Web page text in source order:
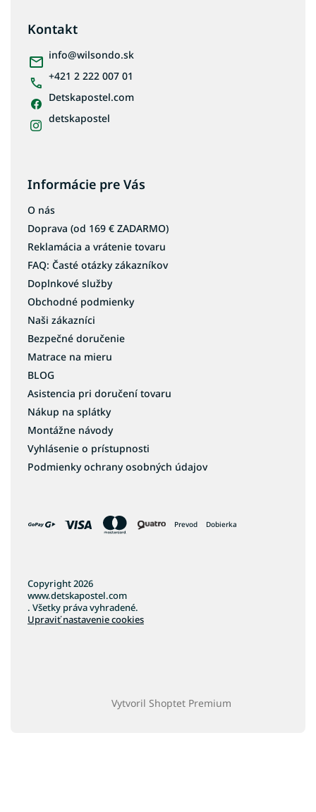
Detské postele 80x190
Detské postele s úložným priestorom
Biele detské postele
Detské drevené postele
Kontakt
info@wilsondo.sk
+421 2 222 007 01
Detskapostel.com
detskapostel
Informácie pre Vás
O nás
Doprava (od 169 € ZADARMO)
Reklamácia a vrátenie tovaru
FAQ: Časté otázky zákazníkov
Doplnkové služby
Obchodné podmienky
Naši zákazníci
Bezpečné doručenie
Matrace na mieru
BLOG
Asistencia pri doručení tovaru
Nákup na splátky
Montážne návody
Vyhlásenie o prístupnosti
Podmienky ochrany osobných údajov
Prevod Dobierka
Vytvoril Shoptet Premium
Copyright 2026
www.detskapostel.com
. Všetky práva vyhradené.
Upraviť nastavenie cookies